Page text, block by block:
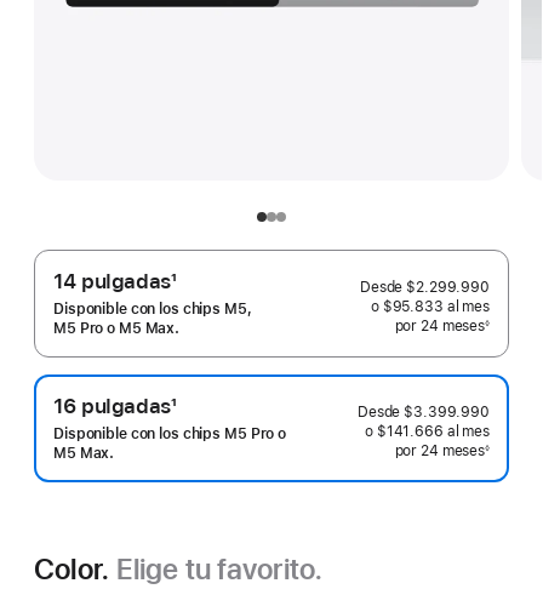
14 pulgadas
Nota
a
pie
de
página
1
Disponible con los chips M5,
M5 Pro o M5 Max.
Desde $2.299.990
o $95.833 al mes
por 24 mesesmeses
Nota a pie de página
◊
16 pulgadas
Nota
a
pie
1
Disponible con los chips M5 Pro o
M5 Max.
Desde $3.399.990
o $141.666 al mes
por 24 mesesmeses
Nota a pie de página
◊
Color. Elige tu favorito.